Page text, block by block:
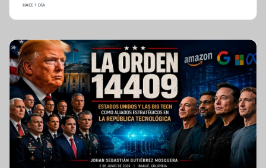
HACE 1 DÍA